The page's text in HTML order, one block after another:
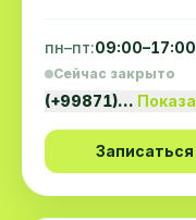
пн–пт:09:00–17:00
Сейчас закрыто
(+99871)…
Записаться